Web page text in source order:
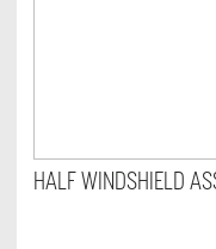
HALF WINDSHIELD